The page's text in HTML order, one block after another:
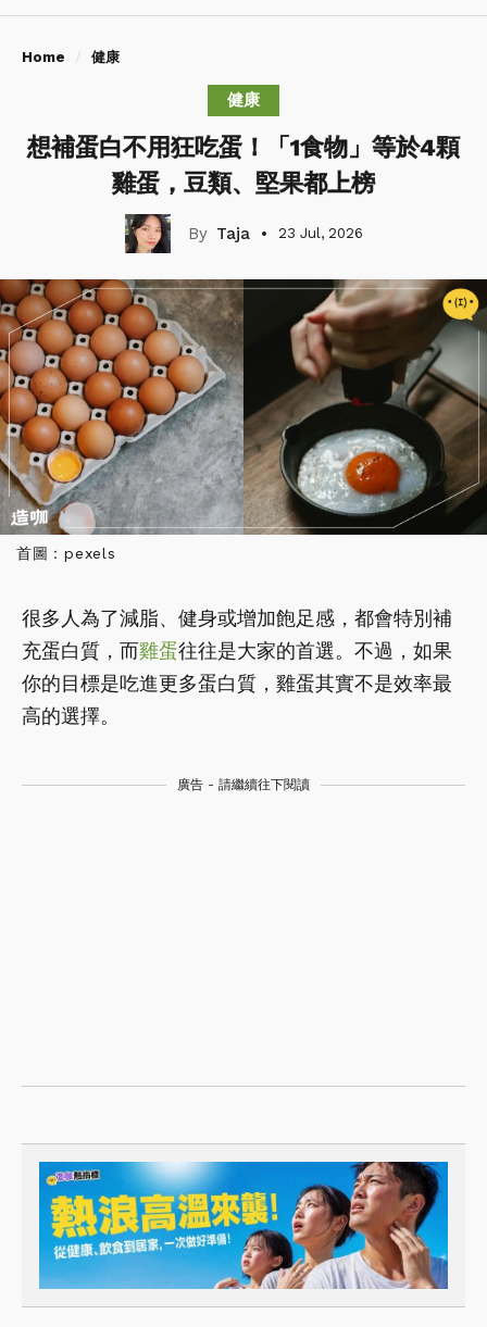
Home 健康
健康
想補蛋白不用狂吃蛋！「1食物」等於4顆
雞蛋，豆類、堅果都上榜
Taja 23 Jul, 2026
首圖：pexels
很多人為了減脂、健身或增加飽足感，都會特別補
充蛋白質，而雞蛋往往是大家的首選。不過，如果
你的目標是吃進更多蛋白質，雞蛋其實不是效率最
高的選擇。
廣告 - 請繼續往下閱讀